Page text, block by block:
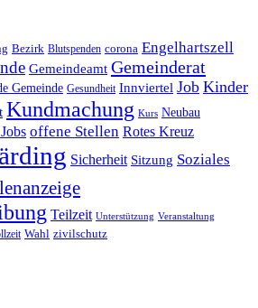
Bezirk Blutspenden corona Engelhartszell
Gemeindeamt Gemeinderat
Gemeinde Gesundheit Innviertel Job Kinder
Kundmachung Kurs Neubau
offene Stellen Rotes Kreuz
Sicherheit Sitzung Soziales
Teilzeit Unterstützung Veranstaltung
Wahl zivilschutz